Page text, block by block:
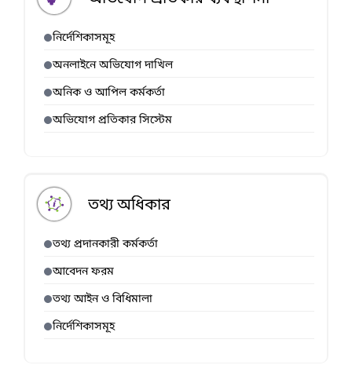
নির্দেশিকাসমূহ
অনলাইনে অভিযোগ দাখিল
অনিক ও আপিল কর্মকর্তা
অভিযোগ প্রতিকার সিস্টেম
তথ্য অধিকার
তথ্য প্রদানকারী কর্মকর্তা
আবেদন ফরম
তথ্য আইন ও বিধিমালা
নির্দেশিকাসমূহ